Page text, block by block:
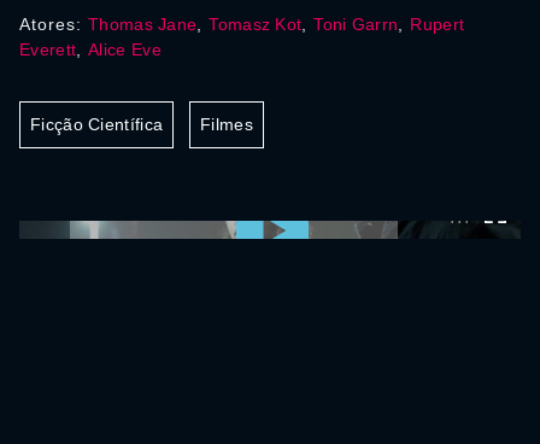
Atores: Thomas Jane ,Tomasz Kot ,Toni Garrn
Rupert
Everett ,Alice Eve
Ficção Científica Filmes